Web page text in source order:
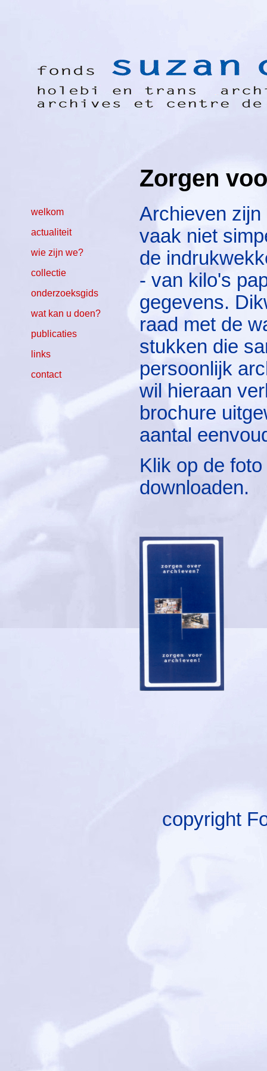
welkom
actualiteit
wie zijn we?
collectie
onderzoeksgids
wat kan u doen?
publicaties
links
contact
Zorgen
Archieven
vaak niet
de
- van kilo's
gegevens.
raad met de
stukken die
persoonlijk
wil hieraan
brochure
aantal
Klik op de
downloaden.
copyright